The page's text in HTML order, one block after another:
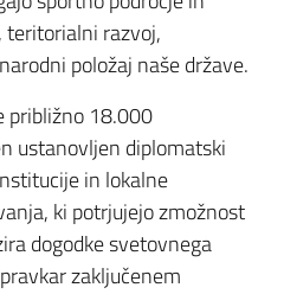
razvoj,
položaj naše države.
približno 18.000
ustanovljen diplomatski
in lokalne
ki potrjujejo zmožnost
dogodke svetovnega
zaključenem